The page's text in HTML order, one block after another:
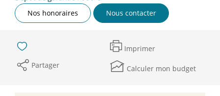
Nos honoraires Nous contacter
Imprimer
Partager
Calculer mon budget